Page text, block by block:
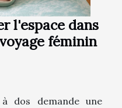
l'espace dans
féminin
dos demande une